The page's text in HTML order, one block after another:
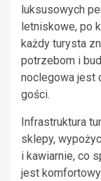
luksusowych
letniskowe, po
każdy turysta
potrzebom i
noclegowa jest
gości.
Infrastruktura
sklepy,
i kawiarnie, co
jest